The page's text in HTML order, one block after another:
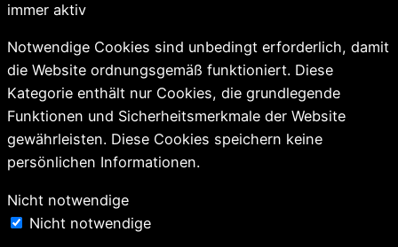
immer aktiv
Notwendige Cookies sind unbedingt erforderlich, damit
die Website ordnungsgemäß funktioniert. Diese
Kategorie enthält nur Cookies, die grundlegende
Funktionen und Sicherheitsmerkmale der Website
gewährleisten. Diese Cookies speichern keine
persönlichen Informationen.
Nicht notwendige
Nicht notwendige